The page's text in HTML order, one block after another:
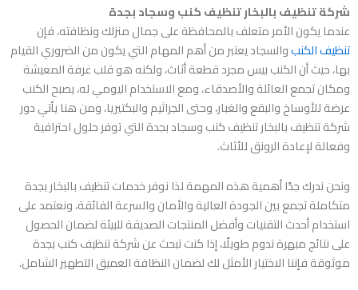
شركة تنظيف بالبخار تنظيف كنب وسجاد بجدة
عندما يكون الأمر متعلف بالمحافظة على جمال منزلك ونظافته، فإن
تنظيف الكنبوالسجاد يعتبر من أهم المهام التي يكون من الضروري القيام
بها، حيث أن الكنب بيس مجرد قطعة أثاث، ولكنه هو قلب غرفة المعيشة
ومكان تجمع العائلة والأصدقاء، ومع الاستخدام اليومي له، يصبح الكنب
عرضة للأوساخ والبقع والغبار، وحتى الجراثيم والبكتيريا، ومن هنا يأتي دور
شركة تنظيف بالبخار تنظيف كنب وسجاد بجدةالتي توفر حلول احترافية
وفعالة لإعادة الرونق للأثاث.
ونحن ندرك جدًا أهمية هذه المهمة لذا نوفر خدمات تنظيف بالبخار بجدة
متكاملة تجمع بين الجودة العالية والأمان والسرعة الفائقة، ونعتمد على
استخدام أحدث التقنيات وأفضل المنتجات الصديقة للبيئة لضمان الحصول
على نتائج مبهرة تدوم طويلًا، إذا كنت تبحث عن شركة تنظيف كنب بجدة
موثوقة فإننا الاختيار الأمثل لك لضمان النظافة العميق التطهير الشامل.